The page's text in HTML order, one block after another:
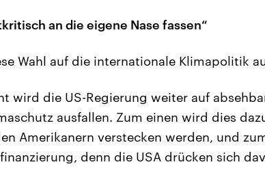
an die eigene Nase fassen“
Wahl auf die internationale Klimapolitik
wird die US-Regierung weiter auf
ausfallen. Zum einen wird dies
Amerikanern verstecken werden, und
denn die USA drücken sich